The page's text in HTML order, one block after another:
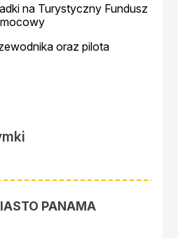
na Turystyczny Fundusz
oraz pilota
PANAMA